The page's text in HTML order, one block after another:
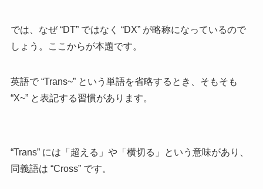
では、なぜ “DT” ではなく “DX” が略称になっているので
しょう。ここからが本題です。
英語で “Trans~” という単語を省略するとき、そもそも
“X~” と表記する習慣があります。
“Trans” には「超える」や「横切る」という意味があり、
同義語は “Cross” です。